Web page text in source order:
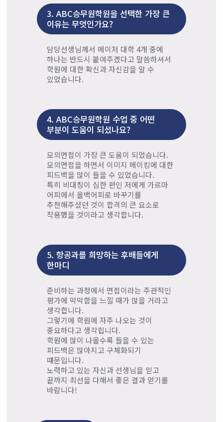
3. ABC승무원학원을 선택한 가장 큰
이유는 무엇인가요?
담당선생님께서 메이저 대학 4개 중에
하나는 반드시 붙여주겠다고 말씀하셔서
학원에 대한 확신과 자신감을 알 수
있었습니다.
4. ABC승무원학원 수업 중 어떤
부분이 도움이 되셨나요?
모의면접이 가장 큰 도움이 되었습니다.
모의면접을 하면서 이미지 메이킹에 대한
피드백을 많이 들을 수 있었습니다.
특히 비대칭이 심한 편인 저에게 가르마
어피에서 올백어피로 바꾸기를
추천해주셨던 것이 합격의 큰 요소로
작용했을 것이라고 생각합니다.
5. 항공과를 희망하는 후배들에게
한마디
준비하는 과정에서 면접이라는 주관적인
평가에 막막함을 느낄 때가 많을 거라고
생각합니다.
그렇기에 학원에 자주 나오는 것이
중요하다고 생각힙니다.
학원에 많이 나올수록 들을 수 있는
피드백은 많아지고 구체화되기
떄문입니다.
노력하고 있는 자신과 선생님을 믿고
끝까지 최선을 다해서 좋은 결과 얻기를
바랍니다!